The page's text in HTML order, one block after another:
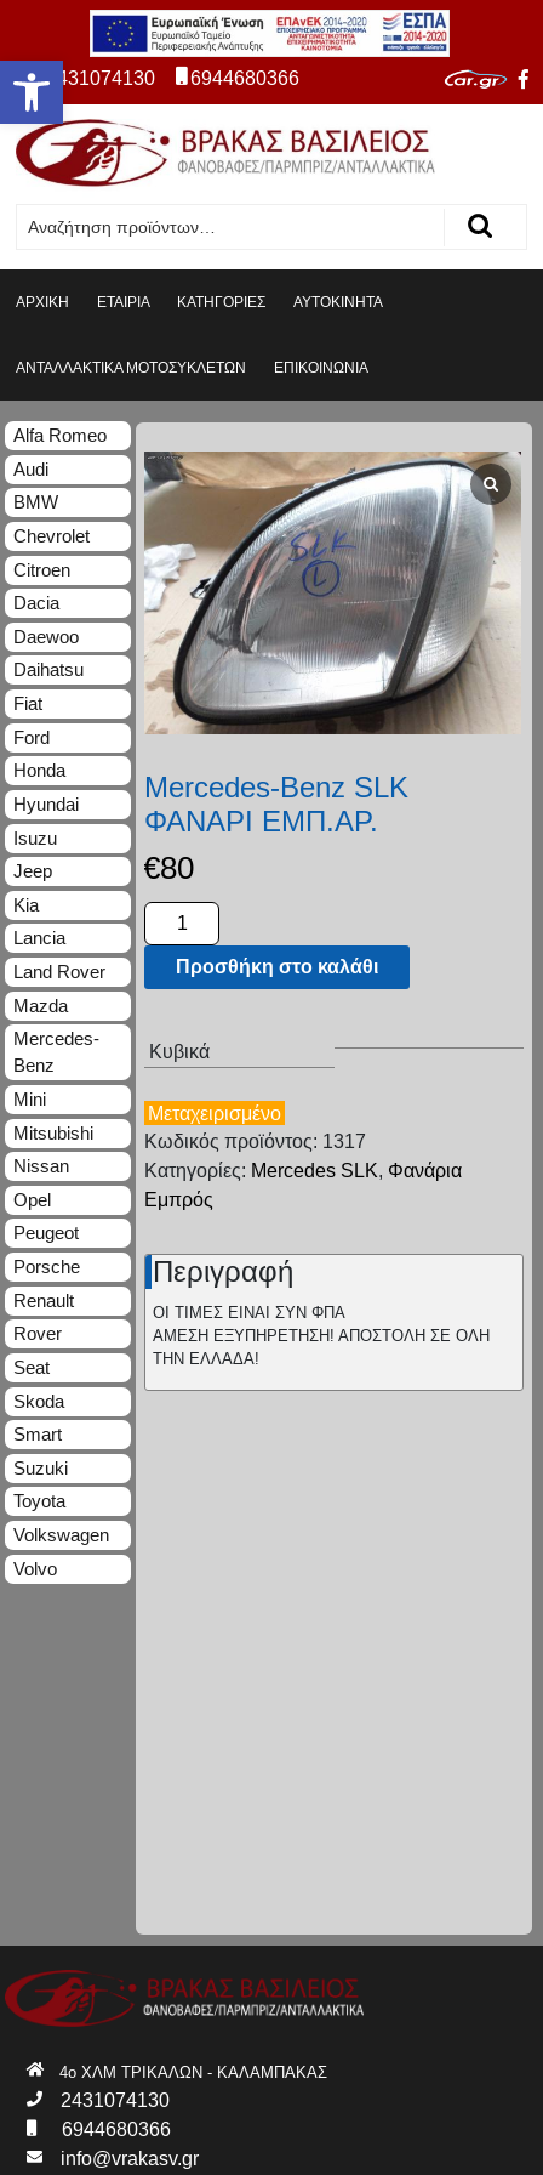
Ανοίξτε τη γραμμή εργαλείων 2431074130 6944680366
ΑΡΧΙΚΗ ΕΤΑΙΡΙΑ ΚΑΤΗΓΟΡΙΕΣ ΑΥΤΟΚΙΝΗΤΑ
ΑΝΤΑΛΛΑΚΤΙΚΑ ΜΟΤΟΣΥΚΛΕΤΩΝ ΕΠΙΚΟΙΝΩΝΙΑ
Mercedes-Benz SLK
ΦΑΝΑΡΙ ΕΜΠ.ΑΡ.
€80
Προσθήκη στο καλάθι
Κυβικά
Μεταχειρισμένο
Κωδικός προϊόντος: 1317
Κατηγορίες: Mercedes SLK, Φανάρια
Εμπρός
Περιγραφή
ΟΙ ΤΙΜΕΣ ΕΙΝΑΙ ΣΥΝ ΦΠΑ
ΑΜΕΣΗ ΕΞΥΠΗΡΕΤΗΣΗ! ΑΠΟΣΤΟΛΗ ΣΕ ΟΛΗ
ΤΗΝ ΕΛΛΑΔΑ!
Alfa Romeo
Audi
BMW
Chevrolet
Citroen
Dacia
Daewoo
Daihatsu
Fiat
Ford
Honda
Hyundai
Isuzu
Jeep
Kia
Lancia
Land Rover
Mazda
Mercedes-
Benz
Mini
Mitsubishi
Nissan
Opel
Peugeot
Porsche
Renault
Rover
Seat
Skoda
Smart
Suzuki
Toyota
Volkswagen
Volvo
4ο ΧΛΜ ΤΡΙΚΑΛΩΝ - ΚΑΛΑΜΠΑΚΑΣ
2431074130
6944680366
info@vrakasv.gr